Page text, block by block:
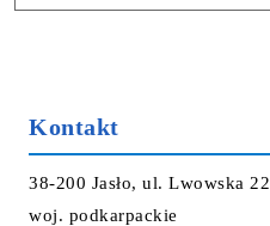
Kontakt
38-200 Jasło, ul. Lwowska 22
woj. podkarpackie